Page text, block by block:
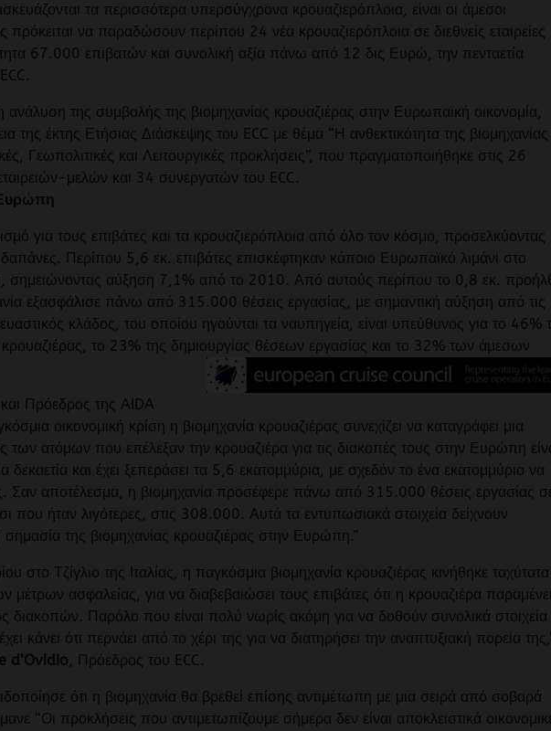
τα περισσότερα υπερσύγχρονα κρουαζιερόπλοια, είναι οι άμεσοι
να παραδώσουν περίπου 24 νέα κρουαζιερόπλοια σε διεθνείς εταιρείες
67.000 επιβατών και συνολική αξία πάνω από 12 δις Ευρώ, την πενταετία
ECC.
της συμβολής της βιομηχανίας κρουαζιέρας στην Ευρωπαϊκή οικονομία,
της έκτης Ετήσιας Διάσκεψης του ECC με θέμα “Η ανθεκτικότητα της βιομηχανίας
Γεωπολιτικές και Λειτουργικές προκλήσεις”, που πραγματοποιήθηκε στις 26
μελών και 34 συνεργατών του ECC.
για τους επιβάτες και τα κρουαζιερόπλοια από όλο τον κόσμο, προσελκύοντας
δαπάνες. Περίπου 5,6 εκ. επιβάτες επισκέφτηκαν κάποιο Ευρωπαϊκό λιμάνι στο
σημειώνοντας αύξηση 7,1% από το 2010. Από αυτούς περίπου το 0,8 εκ.
εξασφάλισε πάνω από 315.000 θέσεις εργασίας, με σημαντική αύξηση από τις
κλάδος, του οποίου ηγούνται τα ναυπηγεία, είναι υπεύθυνος για το 46%
το 23% της δημιουργίας θέσεων εργασίας και το 32% των άμεσων
Πρόεδρος της AIDA
οικονομική κρίση η βιομηχανία κρουαζιέρας συνεχίζει να καταγράφει μια
ατόμων που επέλεξαν την κρουαζιέρα για τις διακοπές τους στην Ευρώπη
και έχει ξεπεράσει τα 5,6 εκατομμύρια, με σχεδόν το ένα εκατομμύριο να
Σαν αποτέλεσμα, η βιομηχανία προσέφερε πάνω από 315.000 θέσεις εργασίας
ήταν λιγότερες, στις 308.000. Αυτά τα εντυπωσιακά στοιχεία δείχνουν
σημασία της βιομηχανίας κρουαζιέρας στην Ευρώπη.”
στο Τζίγλιο της Ιταλίας, η παγκόσμια βιομηχανία κρουαζιέρας κινήθηκε ταχύτατα
ασφαλείας, για να διαβεβαιώσει τους επιβάτες ότι η κρουαζιέρα
διακοπών. Παρόλο που είναι πολύ νωρίς ακόμη για να δοθούν συνολικά στοιχεία
κάνει ότι περνάει από το χέρι της για να διατηρήσει την αναπτυξιακή πορεία
d’Ovidio, Πρόεδρος του ECC.
ότι η βιομηχανία θα βρεθεί επίσης αντιμέτωπη με μια σειρά από σοβαρά
“Οι προκλήσεις που αντιμετωπίζουμε σήμερα δεν είναι αποκλειστικά